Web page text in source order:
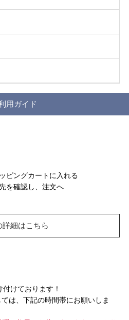
用ガイド
ピングカートに入れる
を確認し、注文へ
詳細はこちら
けております！
は、下記の時間帯にお願いしま